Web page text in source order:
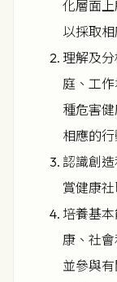
化層面
以採取
理解及
庭、工
種危害
相應的行
認識創
賞健康
培養基
康、社
並參與